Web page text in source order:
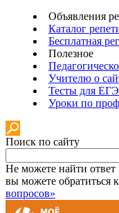
Объявления
Каталог
Бесплатная
Полезное
Учителю о
Тесты для
Уроки по
Поиск по сайту
Не можете найти
вы можете обратиться
вопросов»